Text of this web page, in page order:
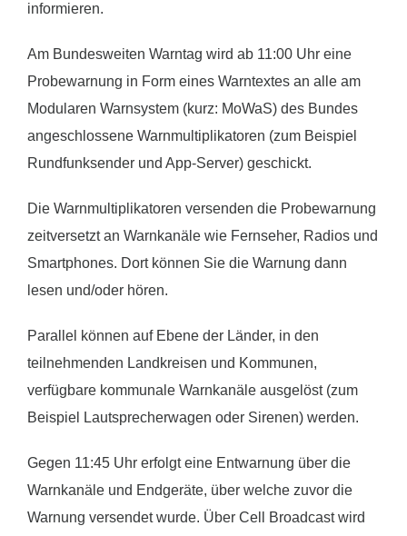
informieren.
Am Bundesweiten Warntag wird ab 11:00 Uhr eine
Probewarnung in Form eines Warntextes an alle am
Modularen Warnsystem (kurz: MoWaS) des Bundes
angeschlossene Warnmultiplikatoren (zum Beispiel
Rundfunksender und App-Server) geschickt.
Die Warnmultiplikatoren versenden die Probewarnung
zeitversetzt an Warnkanäle wie Fernseher, Radios und
Smartphones. Dort können Sie die Warnung dann
lesen und/oder hören.
Parallel können auf Ebene der Länder, in den
teilnehmenden Landkreisen und Kommunen,
verfügbare kommunale Warnkanäle ausgelöst (zum
Beispiel Lautsprecherwagen oder Sirenen) werden.
Gegen 11:45 Uhr erfolgt eine Entwarnung über die
Warnkanäle und Endgeräte, über welche zuvor die
Warnung versendet wurde. Über Cell Broadcast wird